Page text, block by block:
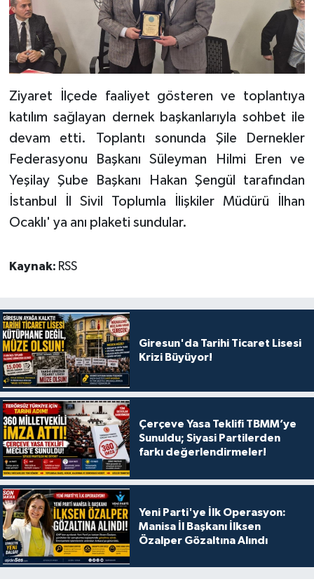
Ziyaret İlçede faaliyet gösteren ve toplantıya
katılım sağlayan dernek başkanlarıyla sohbet ile
devam etti. Toplantı sonunda Şile Dernekler
Federasyonu Başkanı Süleyman Hilmi Eren ve
Yeşilay Şube Başkanı Hakan Şengül tarafından
İstanbul İl Sivil Toplumla İlişkiler Müdürü İlhan
Ocaklı' ya anı plaketi sundular.
Kaynak: RSS
Giresun'da Tarihi Ticaret Lisesi
Krizi Büyüyor!
Çerçeve Yasa Teklifi TBMM’ye
Sunuldu; Siyasi Partilerden
farkı değerlendirmeler!
Yeni Parti'ye İlk Operasyon:
Manisa İl Başkanı İlksen
Özalper Gözaltına Alındı